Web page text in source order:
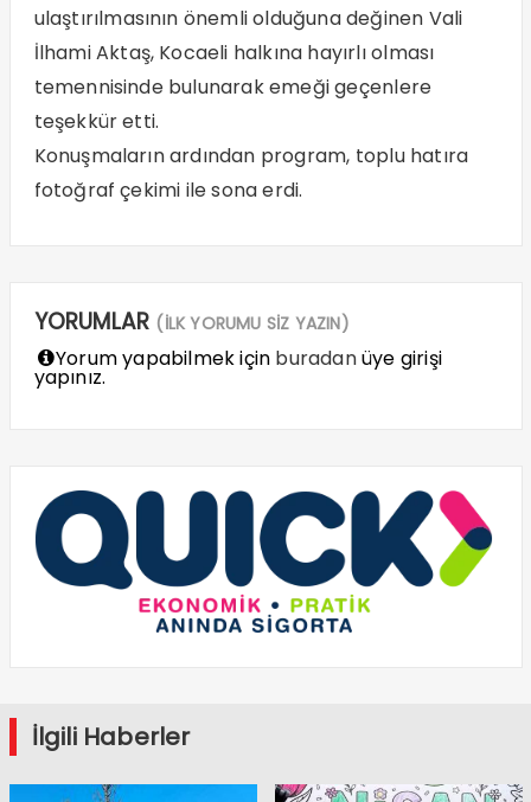
ulaştırılmasının önemli olduğuna değinen Vali
İlhami Aktaş, Kocaeli halkına hayırlı olması
temennisinde bulunarak emeği geçenlere
teşekkür etti.
Konuşmaların ardından program, toplu hatıra
fotoğraf çekimi ile sona erdi.
YORUMLAR (İLK YORUMU SİZ YAZIN)
Yorum yapabilmek için buradanüye girişi
yapınız.
İlgili Haberler